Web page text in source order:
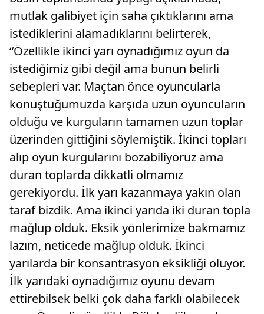
mutlak galibiyet için saha çıktıklarını ama
istediklerini alamadıklarını belirterek,
“Özellikle ikinci yarı oynadığımız oyun da
istediğimiz gibi değil ama bunun belirli
sebepleri var. Maçtan önce oyuncularla
konuştuğumuzda karşıda uzun oyuncuların
olduğu ve kurguların tamamen uzun toplar
üzerinden gittiğini söylemiştik. İkinci topları
alıp oyun kurgularını bozabiliyoruz ama
duran toplarda dikkatli olmamız
gerekiyordu. İlk yarı kazanmaya yakın olan
taraf bizdik. Ama ikinci yarıda iki duran topla
mağlup olduk. Eksik yönlerimize bakmamız
lazım, neticede mağlup olduk. İkinci
yarılarda bir konsantrasyon eksikliği oluyor.
İlk yarıdaki oynadığımız oyunu devam
ettirebilsek belki çok daha farklı olabilecek